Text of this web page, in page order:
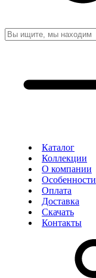
Каталог
Коллекции
О компании
Особенности
Оплата
Доставка
Скачать
Контакты